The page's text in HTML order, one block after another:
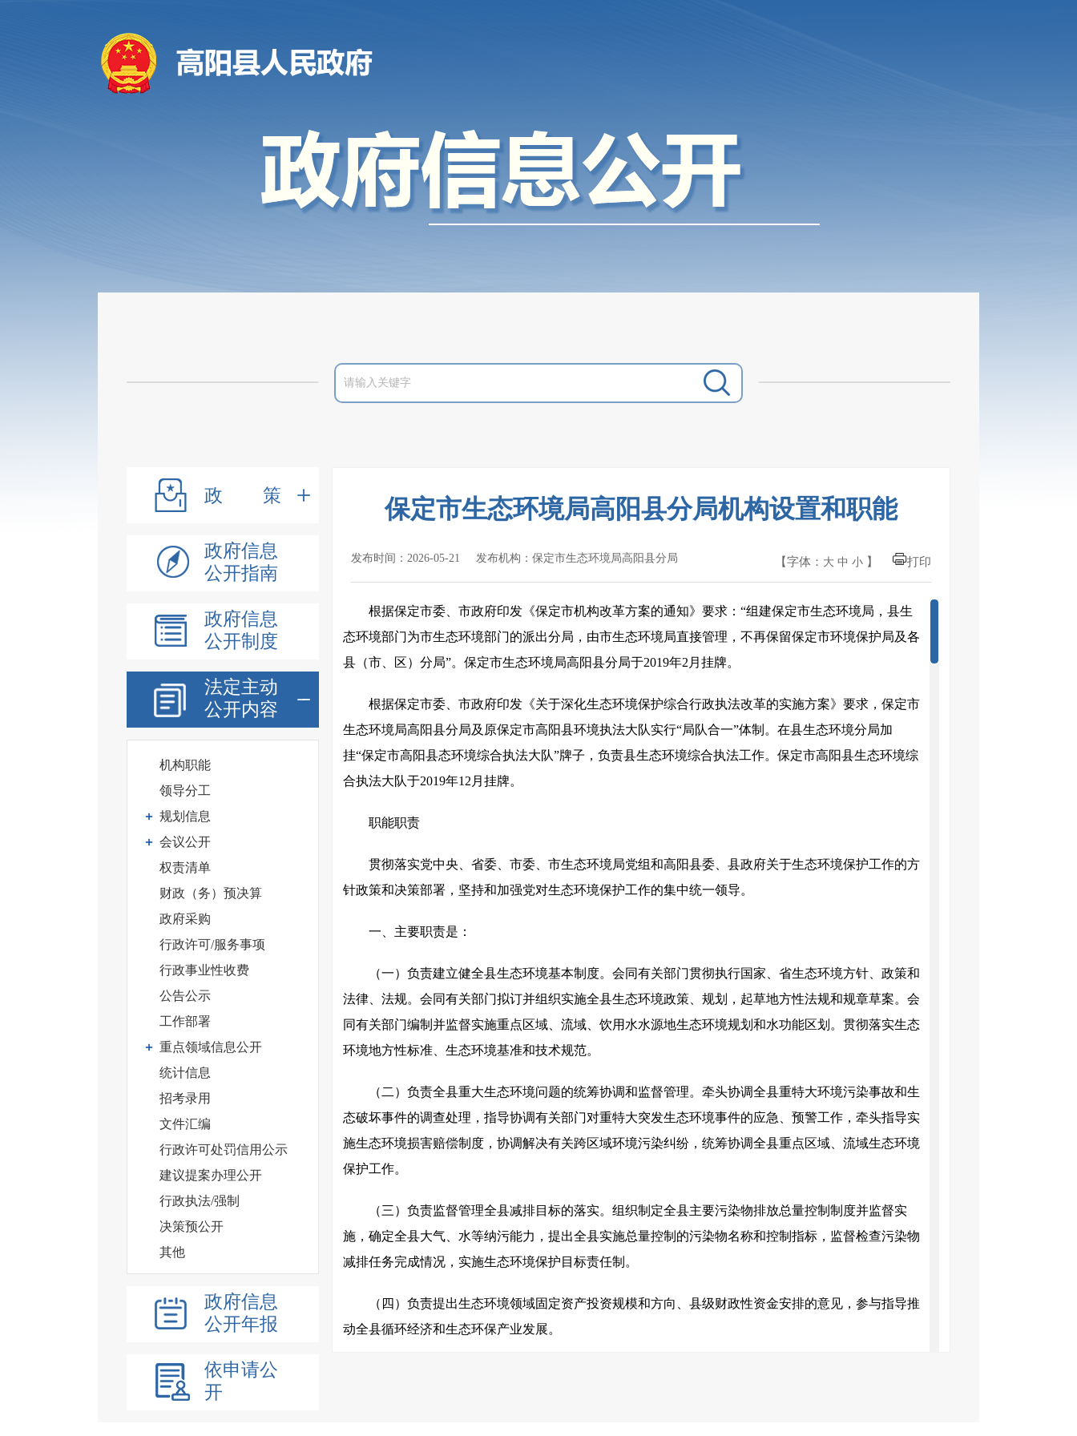
政策
政府信息
公开指南
政府信息
公开制度
法定主动
公开内容
机构职能
领导分工
规划信息
会议公开
权责清单
财政（务）预决算
政府采购
行政许可/服务事项
行政事业性收费
公告公示
工作部署
重点领域信息公开
统计信息
招考录用
文件汇编
行政许可处罚信用公示
建议提案办理公开
行政执法/强制
决策预公开
其他
政府信息
公开年报
依申请公
开
保定市生态环境局高阳县分局机构设置和职能
发布时间：2026-05-21 发布机构：保定市生态环境局高阳县分局 【字体： 大 中 小】 打印
根据保定市委、市政府印发《保定市机构改革方案的通知》要求：“组建保定市生态环境局，县生
态环境部门为市生态环境部门的派出分局，由市生态环境局直接管理，不再保留保定市环境保护局及各
县（市、区）分局”。保定市生态环境局高阳县分局于2019年2月挂牌。
根据保定市委、市政府印发《关于深化生态环境保护综合行政执法改革的实施方案》要求，保定市
生态环境局高阳县分局及原保定市高阳县环境执法大队实行“局队合一”体制。在县生态环境分局加
挂“保定市高阳县态环境综合执法大队”牌子，负责县生态环境综合执法工作。保定市高阳县生态环境综
合执法大队于2019年12月挂牌。
职能职责
贯彻落实党中央、省委、市委、市生态环境局党组和高阳县委、县政府关于生态环境保护工作的方
针政策和决策部署，坚持和加强党对生态环境保护工作的集中统一领导。
一、主要职责是：
（一）负责建立健全县生态环境基本制度。会同有关部门贯彻执行国家、省生态环境方针、政策和
法律、法规。会同有关部门拟订并组织实施全县生态环境政策、规划，起草地方性法规和规章草案。会
同有关部门编制并监督实施重点区域、流域、饮用水水源地生态环境规划和水功能区划。贯彻落实生态
环境地方性标准、生态环境基准和技术规范。
（二）负责全县重大生态环境问题的统筹协调和监督管理。牵头协调全县重特大环境污染事故和生
态破坏事件的调查处理，指导协调有关部门对重特大突发生态环境事件的应急、预警工作，牵头指导实
施生态环境损害赔偿制度，协调解决有关跨区域环境污染纠纷，统筹协调全县重点区域、流域生态环境
保护工作。
（三）负责监督管理全县减排目标的落实。组织制定全县主要污染物排放总量控制制度并监督实
施，确定全县大气、水等纳污能力，提出全县实施总量控制的污染物名称和控制指标，监督检查污染物
减排任务完成情况，实施生态环境保护目标责任制。
（四）负责提出生态环境领域固定资产投资规模和方向、县级财政性资金安排的意见，参与指导推
动全县循环经济和生态环保产业发展。